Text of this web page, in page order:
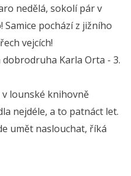
nedělá, sokolí pár v
Samice pochází z jižního
vejcích!
dobrodruha Karla Orta - 3.
lounské knihovně
nejdéle, a to patnáct let.
umět naslouchat, říká